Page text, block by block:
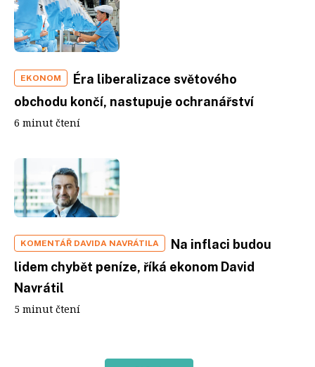
EKONOM
Éra liberalizace světového
obchodu končí, nastupuje ochranářství
6 minut čtení
KOMENTÁŘ DAVIDA NAVRÁTILA
Na inflaci budou
lidem chybět peníze, říká ekonom David
Navrátil
5 minut čtení